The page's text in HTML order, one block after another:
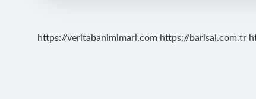
https://veritabanimimari.com https://barisal.com.tr